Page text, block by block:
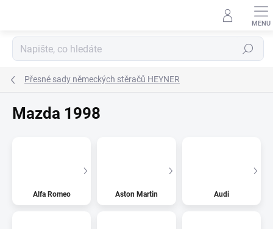
Hledat
Přesné sady německých stěračů HEYNER
Mazda 1998
Alfa Romeo Aston Martin Audi